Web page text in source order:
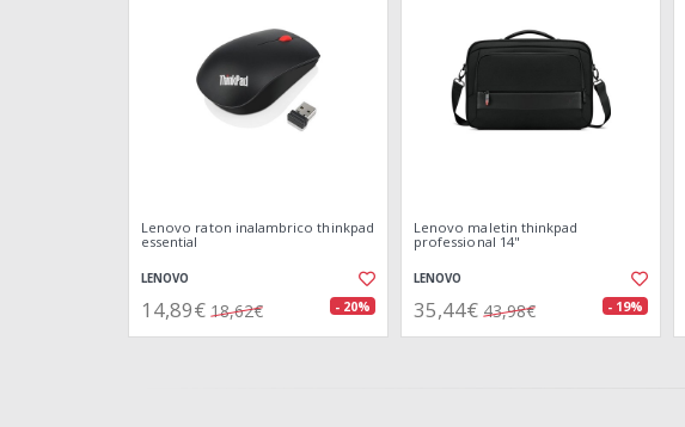
Lenovo raton inalambrico thinkpad
essential
LENOVO
14,89€ 18,62€ - 20%
Lenovo maletin thinkpad
professional 14"
LENOVO
35,44€ 43,98€ - 19%